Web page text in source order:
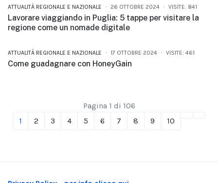
ATTUALITÀ REGIONALE E NAZIONALE 26 OTTOBRE 2024 VISITE: 841
Lavorare viaggiando in Puglia: 5 tappe per visitare la
regione come un nomade digitale
ATTUALITÀ REGIONALE E NAZIONALE 17 OTTOBRE 2024 VISITE: 461
Come guadagnare con HoneyGain
1 2 3 4 5 6 7 8 9 10
Pagina 1 di 106